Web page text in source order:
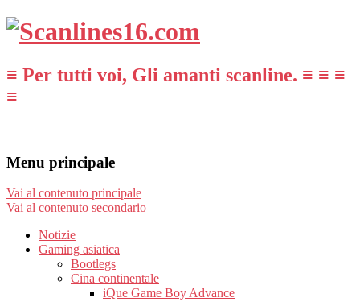
≡ Per tutti voi, Gli amanti scanline. ≡ ≡ ≡
≡
Menu principale
Vai al contenuto principale
Vai al contenuto secondario
Notizie
Gaming asiatica
Bootlegs
Cina continentale
iQue Game Boy Advance